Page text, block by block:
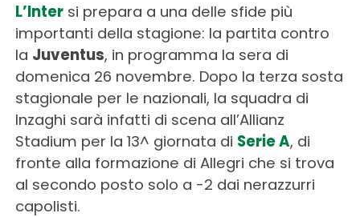
L’Intersi prepara a una delle sfide più
importanti della stagione: la partita contro
la Juventus, in programma la sera di
domenica 26 novembre. Dopo la terza sosta
stagionale per le nazionali, la squadra di
Inzaghi sarà infatti di scena all’Allianz
Stadium per la 13^ giornata di Serie A, di
fronte alla formazione di Allegri che si trova
al secondo posto solo a -2 dai nerazzurri
capolisti.